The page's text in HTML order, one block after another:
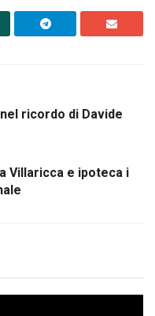
ricordo di Davide
Villaricca e ipoteca i